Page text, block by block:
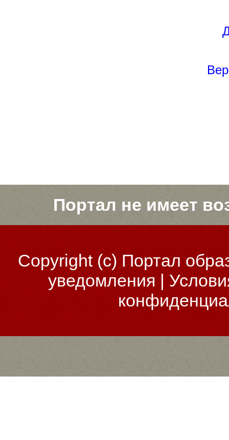
Портал не имеет
Copyright (c)Портал
уведомления |